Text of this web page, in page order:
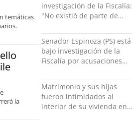
temáticas
la
investigación de la Fiscalía:
"No existió de parte de
violencia física ni verbal"
Senador Espinoza (PS) está
bajo investigación de la
Fiscalía por acusaciones
su pareja
Matrimonio y sus hijas
fueron intimidados al
interior de su vivienda en